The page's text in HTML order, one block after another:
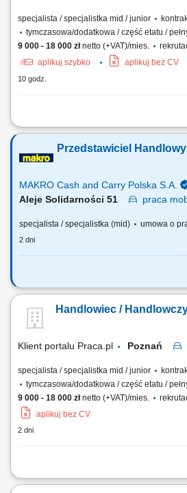
specjalista / specjalistka mid / junior
tymczasowa/dodatkowa / część etatu /
9 000 - 18 000 złnetto (+VAT)/mies.
aplikuj szybko
aplikuj bez CV
10 godz.
Zakres obowiązków Pozyskiwanie nowych
sprzedażowych i raportowanie wyników;
Przedstawiciel
MAKRO Cash and Carry Polska S.A.
Aleje Solidarności 51
praca
specjalista / specjalistka (mid) umowa o
2 dni
Do Twoich głównych zadań będzie
HoReCa. Identyfikacja potrzeb klientów oraz
w zakresie rozwoju na rynku HoReCa.
Handlowiec /
Klient portalu Praca.pl Poznań
specjalista / specjalistka mid / junior
tymczasowa/dodatkowa / część etatu /
9 000 - 18 000 złnetto (+VAT)/mies.
aplikuj bez CV
2 dni
Prezentowanie produktów podczas spotkań